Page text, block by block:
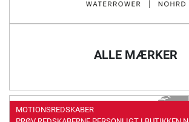
ALLE MÆRKER
MOTIONSREDSKABER